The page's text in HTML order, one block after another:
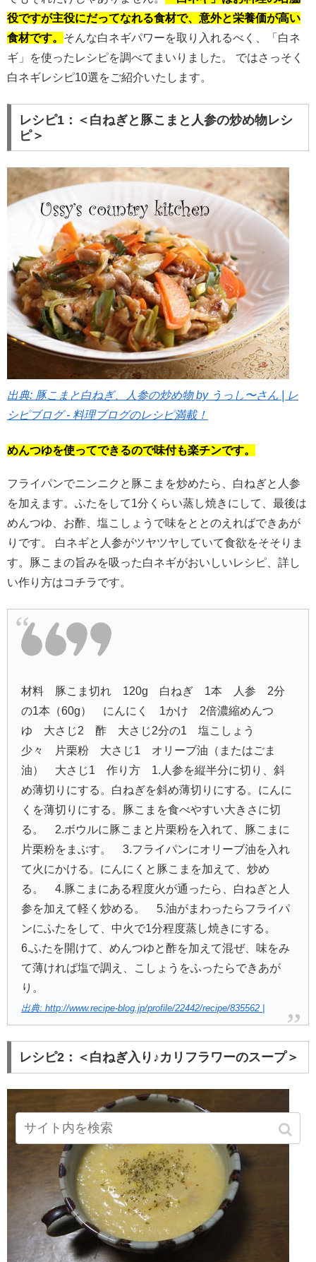
役ですが主役にだってなれる食材で、意外と栄養価が高い
食材です。 そんな白ネギパワーを取り入れるべく、「白ネ
ギ」を使ったレシピを調べてまいりました。 ではさっそく
白ネギレシピ10選をご紹介いたします。
レシピ1：＜白ねぎと豚こまと人参の炒め物レシ
ピ＞
出典: 豚こまと白ねぎ、人参の炒め物 by うっし〜さん | レ
シピブログ - 料理ブログのレシピ満載！
めんつゆを使ってできるので味付も楽チンです。
フライパンでニンニクと豚こまを炒めたら、白ねぎと人参
を加えます。ふたをして1分くらい蒸し焼きにして、最後は
めんつゆ、お酢、塩こしょうで味をととのえればできあが
りです。 白ネギと人参がツヤツヤしていて食欲をそそりま
す。豚こまの旨みを吸った白ネギがおいしいレシピ、詳し
い作り方はコチラです。
材料 豚こま切れ 120g 白ねぎ 1本 人参 2分
の1本（60g） にんにく 1かけ 2倍濃縮めんつ
ゆ 大さじ2 酢 大さじ2分の1 塩こしょう
少々 片栗粉 大さじ1 オリーブ油（またはごま
油） 大さじ1 作り方 1.人参を縦半分に切り、斜
め薄切りにする。白ねぎを斜め薄切りにする。にんに
くを薄切りにする。豚こまを食べやすい大きさに切
る。 2.ボウルに豚こまと片栗粉を入れて、豚こまに
片栗粉をまぶす。 3.フライパンにオリーブ油を入れ
て火にかける。にんにくと豚こまを加えて、炒め
る。 4.豚こまにある程度火が通ったら、白ねぎと人
参を加えて軽く炒める。 5.油がまわったらフライパ
ンにふたをして、中火で1分程度蒸し焼きにする。
6.ふたを開けて、めんつゆと酢を加えて混ぜ、味をみ
て薄ければ塩で調え、こしょうをふったらできあが
り。
出典: http://www.recipe-blog.jp/profile/22442/recipe/835562 |
レシピ2：＜白ねぎ入り♪カリフラワーのスープ＞